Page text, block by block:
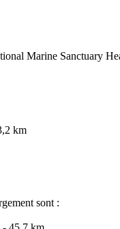
Marine Sanctuary
km
sont :